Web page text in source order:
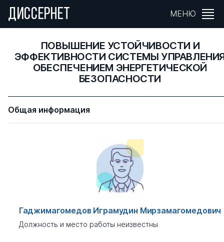
ДИССЕРНЕТ МЕНЮ
ПОВЫШЕНИЕ УСТОЙЧИВОСТИ И
ЭФФЕКТИВНОСТИ СИСТЕМЫ
ОБЕСПЕЧЕНИЕМ ЭНЕРГЕТИЧЕСКОЙ
БЕЗОПАСНОСТИ
Общая информация
Гаджимагомедов Играмудин Мирзамагомедович
Должность и место работы неизвестны